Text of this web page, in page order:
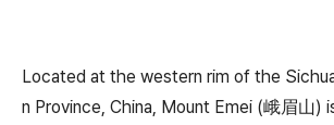
Located at the western rim of the
n Province, China, Mount Emei (峨眉山)